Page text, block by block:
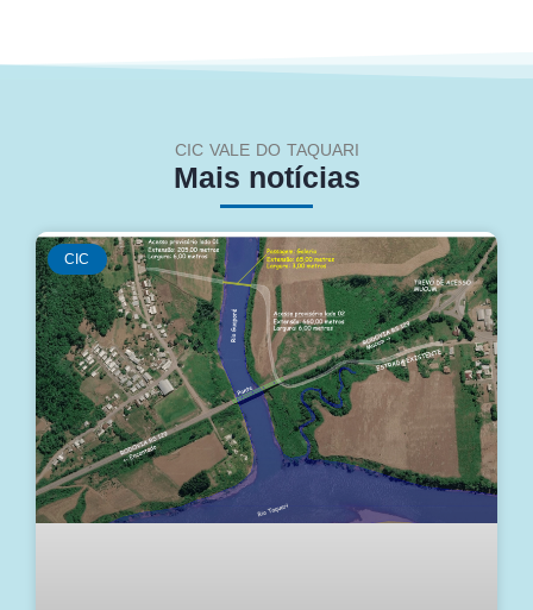
CIC VALE DO TAQUARI
Mais notícias
CIC